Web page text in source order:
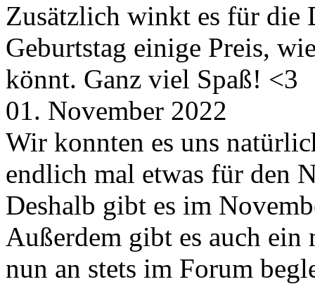
Zusätzlich winkt es für die
Geburtstag einige Preis,
könnt. Ganz viel Spaß! <3
01. November 2022
Wir konnten es uns
endlich mal etwas für den
Deshalb gibt es im
Außerdem gibt es auch ein
nun an stets im Forum